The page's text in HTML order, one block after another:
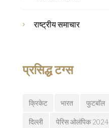
राष्ट्रीय समाचार
प्रसिद्ध टग्स
क्रिकेट भारत फुटबॉल
दिल्ली पेरिस ओलंपिक 2024